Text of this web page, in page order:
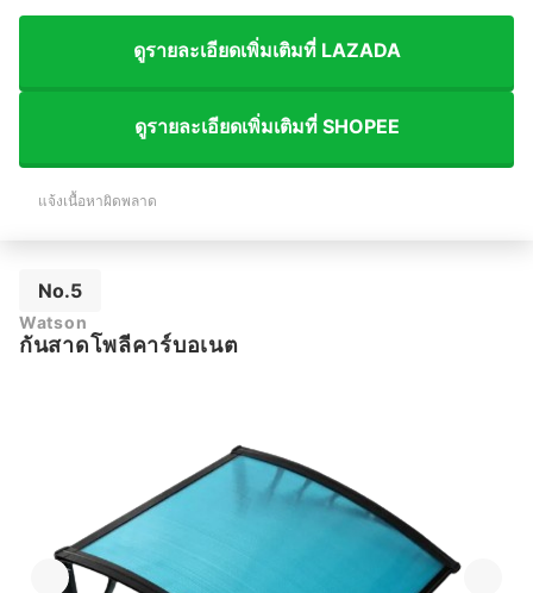
ดูรายละเอียดเพิ่มเติมที่ LAZADA
ดูรายละเอียดเพิ่มเติมที่ SHOPEE
แจ้งเนื้อหาผิดพลาด
No.5
Watson
กันสาดโพลีคาร์บอเนต